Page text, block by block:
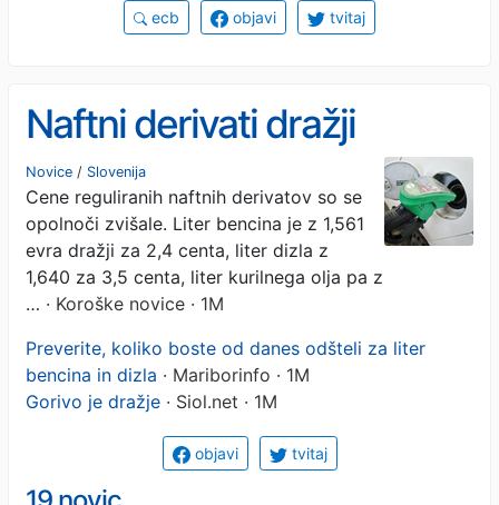
ecb objavi tvitaj
Naftni derivati dražji
Novice / Slovenija
Cene reguliranih naftnih derivatov so se
opolnoči zvišale. Liter bencina je z 1,561
evra dražji za 2,4 centa, liter dizla z
1,640 za 3,5 centa, liter kurilnega olja pa z
… · Koroške novice · 1M
Preverite, koliko boste od danes odšteli za liter
bencina in dizla · Mariborinfo · 1M
Gorivo je dražje · Siol.net · 1M
objavi tvitaj